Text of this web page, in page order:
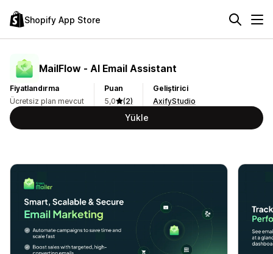
Shopify App Store
MailFlow ‑ AI Email Assistant
Fiyatlandırma
Ücretsiz plan mevcut
Puan
5,0
(2)
Geliştirici
AxifyStudio
Yükle